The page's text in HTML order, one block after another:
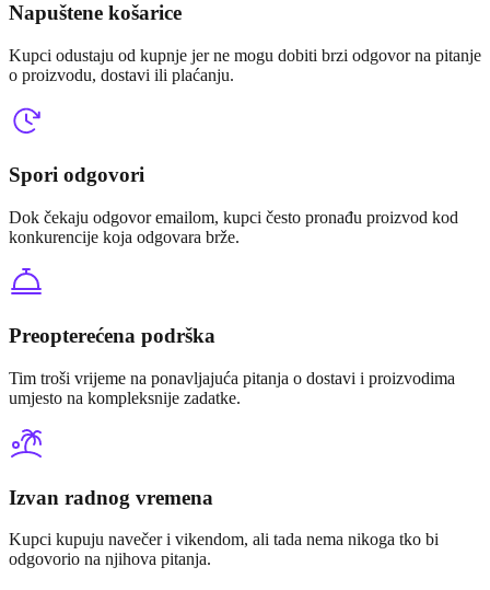
Napuštene košarice
Kupci odustaju od kupnje jer ne mogu dobiti brzi odgovor na pitanje
o proizvodu, dostavi ili plaćanju.
Spori odgovori
Dok čekaju odgovor emailom, kupci često pronađu proizvod kod
konkurencije koja odgovara brže.
Preopterećena podrška
Tim troši vrijeme na ponavljajuća pitanja o dostavi i proizvodima
umjesto na kompleksnije zadatke.
Izvan radnog vremena
Kupci kupuju navečer i vikendom, ali tada nema nikoga tko bi
odgovorio na njihova pitanja.